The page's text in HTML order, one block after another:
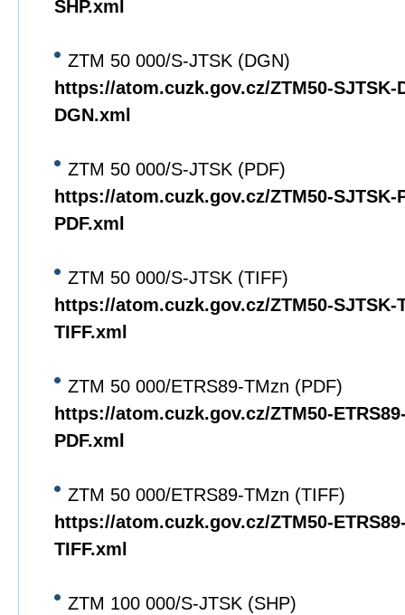
SHP.xml
ZTM 50 000/S-JTSK (DGN)
https://atom.cuzk.gov.cz/ZTM50-SJTSK-
DGN.xml
ZTM 50 000/S-JTSK (PDF)
https://atom.cuzk.gov.cz/ZTM50-SJTSK-
PDF.xml
ZTM 50 000/S-JTSK (TIFF)
https://atom.cuzk.gov.cz/ZTM50-SJTSK-
TIFF.xml
ZTM 50 000/ETRS89-TMzn (PDF)
https://atom.cuzk.gov.cz/ZTM50-
PDF.xml
ZTM 50 000/ETRS89-TMzn (TIFF)
https://atom.cuzk.gov.cz/ZTM50-
TIFF.xml
ZTM 100 000/S-JTSK (SHP)